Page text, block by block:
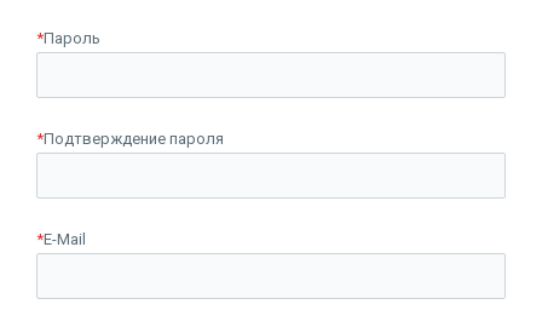
*Пароль
*Подтверждение пароля
*E-Mail